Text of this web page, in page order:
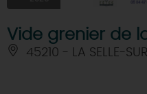
Vide grenier de
45210 - LA SELLE-